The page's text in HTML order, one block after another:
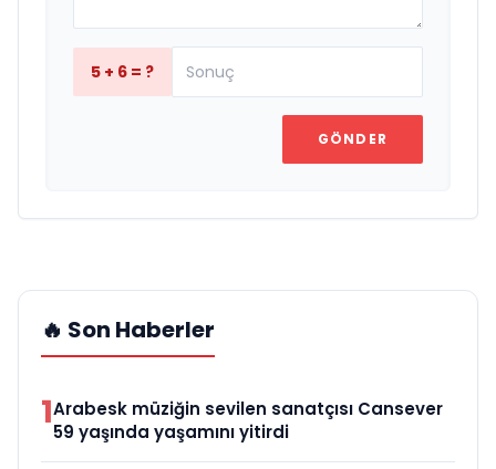
5 + 6 = ?
GÖNDER
🔥 Son Haberler
1Arabesk müziğin sevilen sanatçısı Cansever
59 yaşında yaşamını yitirdi